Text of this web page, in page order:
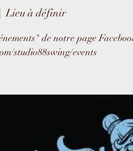
Lieu à définir
de notre page
studio88swing/events